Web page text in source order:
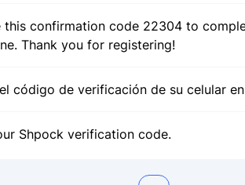
this confirmation code 22304 to
Thank you for registering!
código de verificación de su celular
Shpock verification code.